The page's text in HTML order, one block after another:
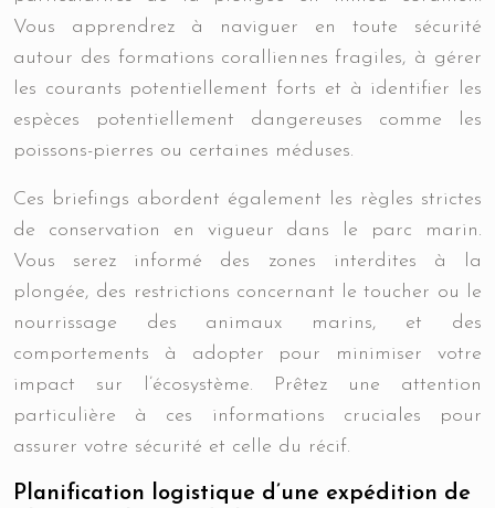
Vous apprendrez à naviguer en toute sécurité
autour des formations coralliennes fragiles, à gérer
les courants potentiellement forts et à identifier les
espèces potentiellement dangereuses comme les
poissons-pierres ou certaines méduses.
Ces briefings abordent également les règles strictes
de conservation en vigueur dans le parc marin.
Vous serez informé des zones interdites à la
plongée, des restrictions concernant le toucher ou le
nourrissage des animaux marins, et des
comportements à adopter pour minimiser votre
impact sur l’écosystème. Prêtez une attention
particulière à ces informations cruciales pour
assurer votre sécurité et celle du récif.
Planification logistique d’une expédition de